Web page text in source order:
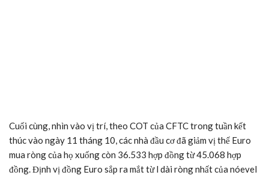
Cuối cùng, nhìn vào vị trí, theo COT của CFTC trong tuần kết
thúc vào ngày 11 tháng 10, các nhà đầu cơ đã giảm vị thế Euro
mua ròng của họ xuống còn 36.533 hợp đồng từ 45.068 hợp
đồng. Định vị đồng Euro sắp ra mắt từ l dài ròng nhất của nóevel